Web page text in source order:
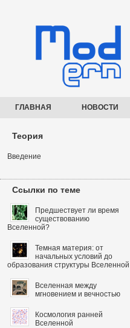
ГЛАВНАЯ НОВОСТИ
Теория
Введение
Ссылки по теме
Предшествует ли время
существованию
Вселенной?
Темная материя: от
начальных условий до
образования структуры Вселенной
Вселенная между
мгновением и вечностью
Космология ранней
Вселенной